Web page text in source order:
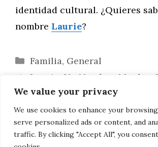
We value your privacy
We use cookies to enhance your
serve personalized ads or content, and
traffic. By clicking "Accept All", you
identidad cultural. ¿Quieres
nombre Laurie?
Categorías
Familia, General
Laurie: Un Nombre, Muchas
Culturales
Análisis de Personajes
en el Cine y la Televisión